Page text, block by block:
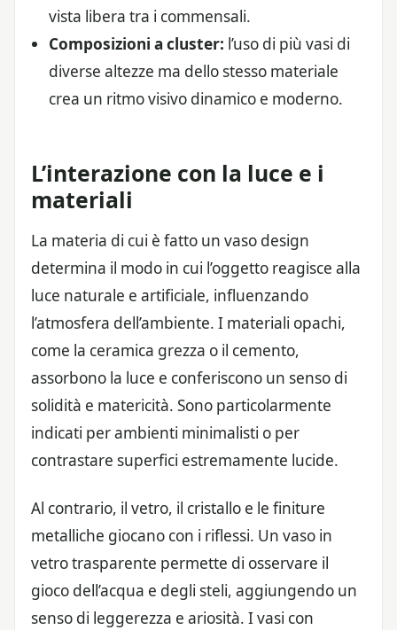
vista libera tra i commensali.
Composizioni a cluster: l’uso di più vasi di
diverse altezze ma dello stesso materiale
crea un ritmo visivo dinamico e moderno.
L’interazione con la luce e i
materiali
La materia di cui è fatto un vaso design
determina il modo in cui l’oggetto reagisce alla
luce naturale e artificiale, influenzando
l’atmosfera dell’ambiente. I materiali opachi,
come la ceramica grezza o il cemento,
assorbono la luce e conferiscono un senso di
solidità e matericità. Sono particolarmente
indicati per ambienti minimalisti o per
contrastare superfici estremamente lucide.
Al contrario, il vetro, il cristallo e le finiture
metalliche giocano con i riflessi. Un vaso in
vetro trasparente permette di osservare il
gioco dell’acqua e degli steli, aggiungendo un
senso di leggerezza e ariosità. I vasi con